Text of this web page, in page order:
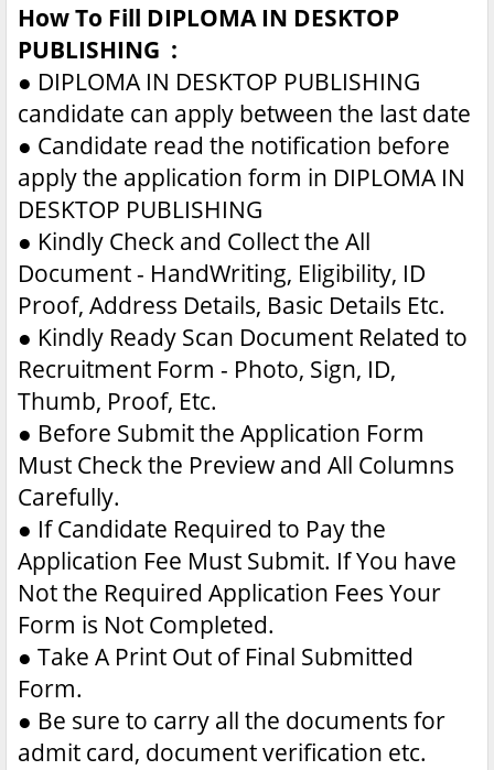
How To Fill DIPLOMA IN DESKTOP
PUBLISHING :
● DIPLOMA IN DESKTOP PUBLISHING
candidate can apply between the last date
● Candidate read the notification before
apply the application form in DIPLOMA IN
DESKTOP PUBLISHING
● Kindly Check and Collect the All
Document - HandWriting, Eligibility, ID
Proof, Address Details, Basic Details Etc.
● Kindly Ready Scan Document Related to
Recruitment Form - Photo, Sign, ID,
Thumb, Proof, Etc.
● Before Submit the Application Form
Must Check the Preview and All Columns
Carefully.
● If Candidate Required to Pay the
Application Fee Must Submit. If You have
Not the Required Application Fees Your
Form is Not Completed.
● Take A Print Out of Final Submitted
Form.
● Be sure to carry all the documents for
admit card, document verification etc.